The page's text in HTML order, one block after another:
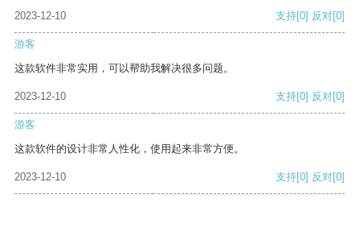
2023-12-10
支持[0] 反对[0]
游客
这款软件非常实用，可以帮助我解决很多问题。
2023-12-10 支持[0] 反对[0]
游客
这款软件的设计非常人性化，使用起来非常方便。
2023-12-10 支持[0] 反对[0]